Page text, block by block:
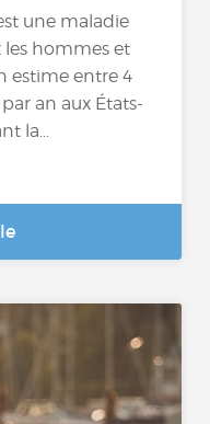
une maladie
les hommes et
estime entre 4
an aux États-
la...